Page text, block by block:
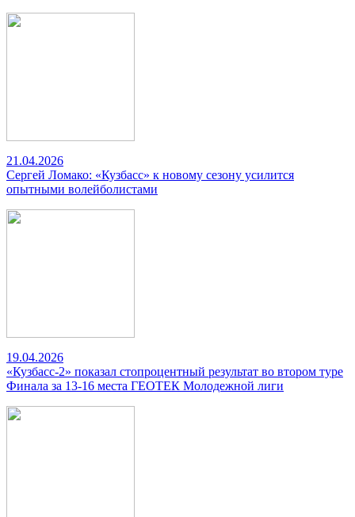
21.04.2026
Сергей Ломако: «Кузбасс» к новому сезону усилится
опытными волейболистами
19.04.2026
«Кузбасс-2» показал стопроцентный результат во втором туре
Финала за 13-16 места ГЕОТЕК Молодежной лиги